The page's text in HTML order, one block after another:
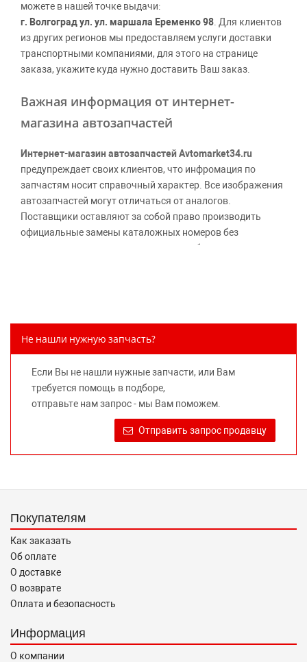
можете в нашей точке выдачи:
г. Волгоград ул. ул. маршала Еременко 98 . Для клиентов
из других регионов мы предоставляем услуги доставки
транспортными компаниями, для этого на странице
заказа, укажите куда нужно доставить Ваш заказ.
Важная информация от интернет-
магазина автозапчастей
Интернет-магазин автозапчастей Avtomarket34.ru
предупреждает своих клиентов, что инфромация по
запчастям носит справочный характер. Все изображения
автозапчастей могут отличаться от аналогов.
Поставщики оставляют за собой право производить
официальные замены каталожных номеров без
дополнительного уведомления дистрибьюторов, что
части к той или иной марке автомобиля, то есть на
предлагаемых к продаже запасных частей для
автомобилей и их производителей, не нарушает права
правообладателей указанных товарных знаков.
Требование предоставлять покупателю необходимую и
достоверную информацию о товаре, предлагаемом к
«О защите прав потребителей».
Не нашли нужную запчасть?
Если Вы не нашли нужные запчасти, или Вам
требуется помощь в подборе,
отправьте нам запрос - мы Вам поможем.
Отправить запрос продавцу
Покупателям
Как заказать
Об оплате
О доставке
О возврате
Оплата и безопасность
Информация
О компании